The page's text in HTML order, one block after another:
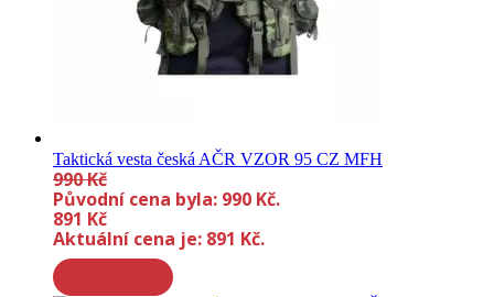
Taktická vesta česká AČR VZOR 95 CZ MFH
990Kč
Původní cena byla: 990 Kč.
891 Kč
Aktuální cena je: 891 Kč.